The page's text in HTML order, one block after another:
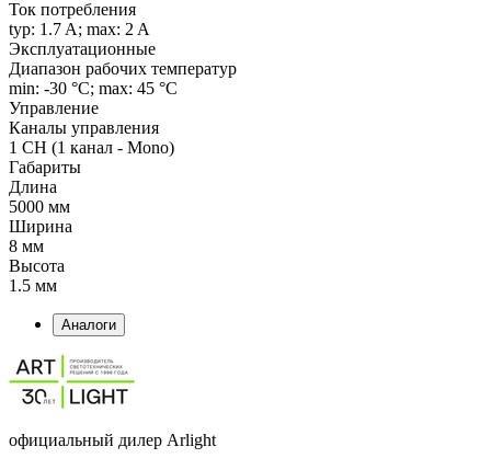
Ток потребления
typ: 1.7 A; max: 2 A
Эксплуатационные
Диапазон рабочих температур
min: -30 °C; max: 45 °C
Управление
Каналы управления
1 CH (1 канал - Mono)
Габариты
Длина
5000 мм
Ширина
8 мм
Высота
1.5 мм
Аналоги
официальный дилер Arlight